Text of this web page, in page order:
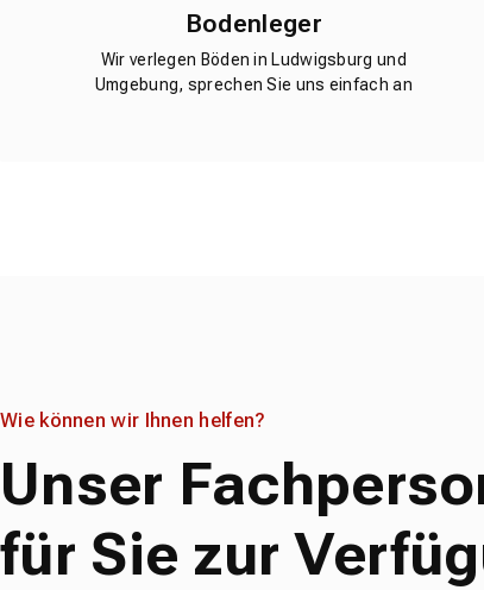
Bodenleger
Wir verlegen Böden in Ludwigsburg und
Umgebung, sprechen Sie uns einfach an
Wie können wir Ihnen helfen?
Unser
für Sie zur